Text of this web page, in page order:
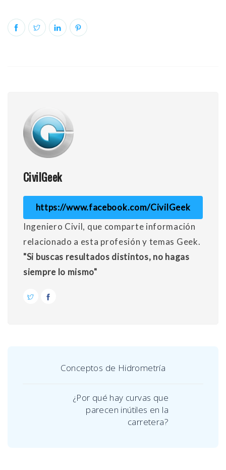
CivilGeek
https://www.facebook.com/CivilGeek
Ingeniero Civil, que comparte información
relacionado a esta profesión y temas Geek.
"Si buscas resultados distintos, no hagas
siempre lo mismo"
Conceptos de Hidrometría
¿Por qué hay curvas que
parecen inútiles en la
carretera?